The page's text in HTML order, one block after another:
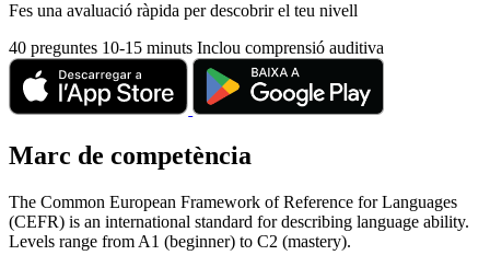
Fes una avaluació ràpida per descobrir el teu nivell
40 preguntes 10-15 minuts Inclou comprensió auditiva
Marc de competència
The Common European Framework of Reference for Languages
(CEFR) is an international standard for describing language ability.
Levels range from A1 (beginner) to C2 (mastery).